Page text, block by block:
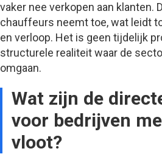
vaker nee verkopen aan klanten.
chauffeurs neemt toe, wat leidt
en verloop. Het is geen tijdelijk
structurele realiteit waar de
omgaan.
Wat zijn de
voor bedrijven
vloot?